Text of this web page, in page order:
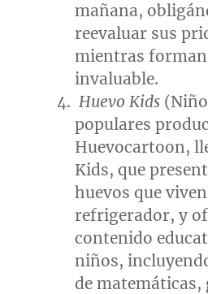
mañana,
reevaluar sus
mientras
invaluable.
Huevo Kids
populares
Huevocartoon,
Kids, que
huevos que
refrigerador, y
contenido
niños,
de matemáticas,